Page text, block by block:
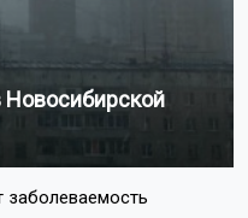
заболеваемость